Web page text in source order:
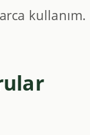
kullanım.